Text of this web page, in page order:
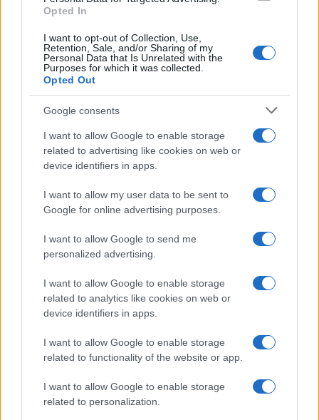
Opted In
I want to opt-out of Collection, Use,
Retention, Sale, and/or Sharing of my
Personal Data that Is Unrelated with the
Purposes for which it was collected.
Opted Out
Google consents
I want to allow Google to enable storage
related to advertising like cookies on web or
device identifiers in apps.
I want to allow my user data to be sent to
Google for online advertising purposes.
I want to allow Google to send me
personalized advertising.
I want to allow Google to enable storage
related to analytics like cookies on web or
device identifiers in apps.
I want to allow Google to enable storage
related to functionality of the website or app.
I want to allow Google to enable storage
related to personalization.
I nostri cari
Giovannimaria Cabras
Invia un Comunicato Stampa|Pubblicità Segnala
Vuoi rimanere sempre aggiornato?
Iscriviti alla newsletter di Gallura Oggi e ricevi le nostre
sul sito web!
*campo obbligatorio